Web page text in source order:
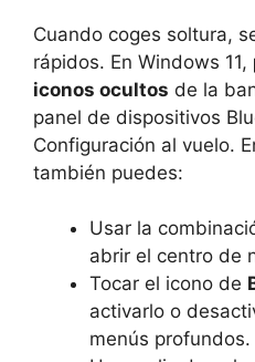
Cuando coges soltura,
rápidos. En Windows 11,
iconos ocultos de la
panel de dispositivos
Configuración al vuelo.
también puedes:
Usar la
abrir el centro de
Tocar el icono de
activarlo o
menús profundos.